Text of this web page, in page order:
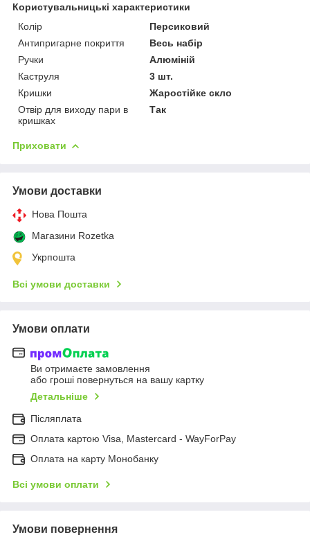
Користувальницькі характеристики
Колір
Персиковий
Антипригарне покриття
Весь набір
Ручки
Алюміній
Каструля
3 шт.
Кришки
Жаростійке скло
Отвір для виходу пари в
кришках
Так
Приховати
Умови доставки
Нова Пошта
Магазини Rozetka
Укрпошта
Всі умови доставки
Умови оплати
Ви отримаєте замовлення
або гроші повернуться на вашу картку
Детальніше
Післяплата
Оплата картою Visa, Mastercard - WayForPay
Оплата на карту Монобанку
Всі умови оплати
Умови повернення